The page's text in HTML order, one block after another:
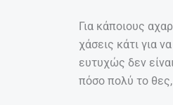
Για κάποιους
χάσεις κάτι για
ευτυχώς δεν
πόσο πολύ το